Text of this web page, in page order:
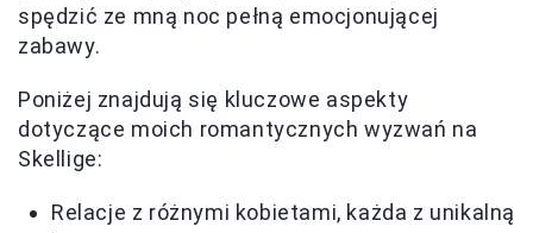
spędzić ze mną noc pełną emocjonującej
zabawy.
Poniżej znajdują się kluczowe aspekty
dotyczące moich romantycznych wyzwań na
Skellige:
Relacje z różnymi kobietami, każda z unikalną